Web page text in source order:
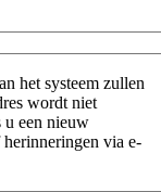
het systeem zullen
wordt niet
u een nieuw
via e-